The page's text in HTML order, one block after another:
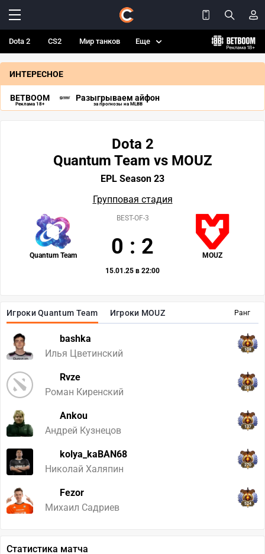
Dota 2 CS2 Мир танков Еще
ИНТЕРЕСНОЕ
BETBOOM
Реклама 18+
Разыгрываем айфон
за прогнозы на MLBB
Ранг
Игроки Quantum Team Игроки MOUZ
bashka
Илья Цветинский
108
Rvze
Роман Киренский
281
Ankou
Андрей Кузнецов
137
kolya_kaBAN68
Николай Халяпин
270
Fezor
Михаил Садриев
524
Dota 2
Quantum Team vs MOUZ
EPL Season 23
Групповая стадия
Quantum Team MOUZ
BEST-OF-3
0 : 2
15.01.25 в 22:00
Статистика матча